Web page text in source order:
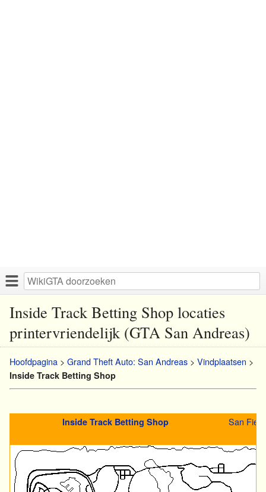
Inside Track Betting Shop locaties
printervriendelijk (GTA San Andreas)
Hoofdpagina > Grand Theft Auto: San Andreas > Vindplaatsen >
Inside Track Betting Shop
Inside Track Betting Shop San